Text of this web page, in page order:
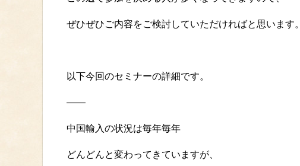
ぜひぜひご内容をご検討していただければと思います。
以下今回のセミナーの詳細です。
——
中国輸入の状況は毎年毎年
どんどんと変わってきていますが、